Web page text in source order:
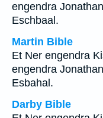
engendra
Eschbaal.
Martin Bible
Et Ner engendra
engendra
Esbahal.
Darby Bible